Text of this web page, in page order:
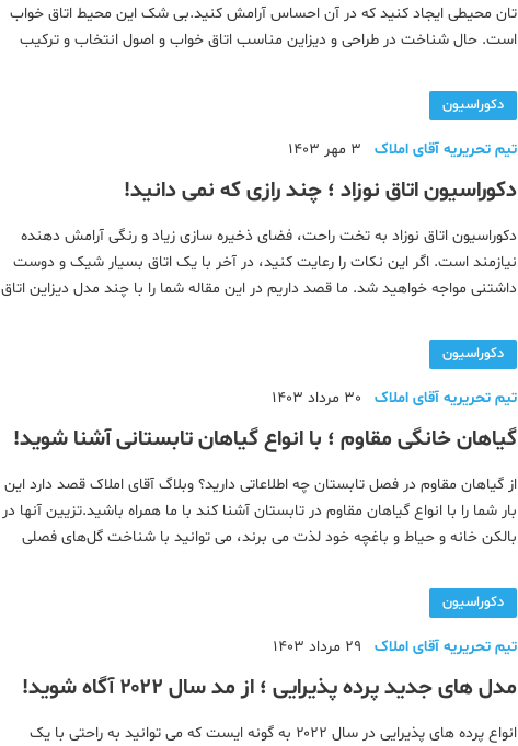
تان محیطی ایجاد کنید که در آن احساس آرامش کنید.بی شک این محیط اتاق خواب
است. حال شناخت در طراحی و دیزاین مناسب اتاق خواب و اصول انتخاب و ترکیب
ا
دکوراسیون
تیم تحریریه آقای املاک 3 مهر 1403
دکوراسیون اتاق نوزاد ؛ چند رازی که نمی دانید!
دکوراسیون اتاق نوزاد به تخت راحت، فضای ذخیره سازی زیاد و رنگی آرامش دهنده
نیازمند است. اگر این نکات را رعایت کنید، در آخر با یک اتاق بسیار شیک و دوست
داشتنی مواجه خواهید شد. ما قصد داریم در این مقاله شما را با چند مدل دیزاین اتاق
دکوراسیون
تیم تحریریه آقای املاک 30 مرداد 1403
گیاهان خانگی مقاوم ؛ با انواع گیاهان تابستانی آشنا شوید!
از گیاهان مقاوم در فصل تابستان چه اطلاعاتی دارید؟ وبلاگ آقای املاک قصد دارد این
بار شما را با انواع گیاهان مقاوم در تابستان آشنا کند با ما همراه باشید.تزیین آنها در
بالکن خانه و حیاط و باغچه خود لذت می برند، می توانید با شناخت گل‌های فصلی
دکوراسیون
تیم تحریریه آقای املاک 29 مرداد 1403
مدل های جدید پرده پذیرایی ؛ از مد سال ۲۰۲۲ آگاه شوید!
انواع پرده های پذیرایی در سال ۲۰۲۲ به گونه ایست که می توانید به راحتی با یک